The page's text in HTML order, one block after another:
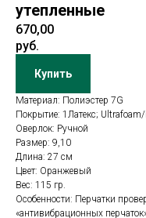
утепленные
670,00
руб.
Купить
Материал: Полиэстер 7G
Покрытие: 1Латекс;
Оверлок: Ручной
Размер: 9,10
Длина: 27 см
Цвет: Оранжевый
Вес: 115 гр.
Особенности: Перчатки
«антивибрационных